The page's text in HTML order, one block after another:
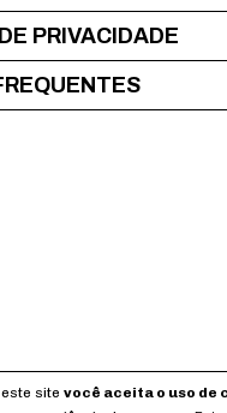
site você aceita o uso de
PRIVACIDADE